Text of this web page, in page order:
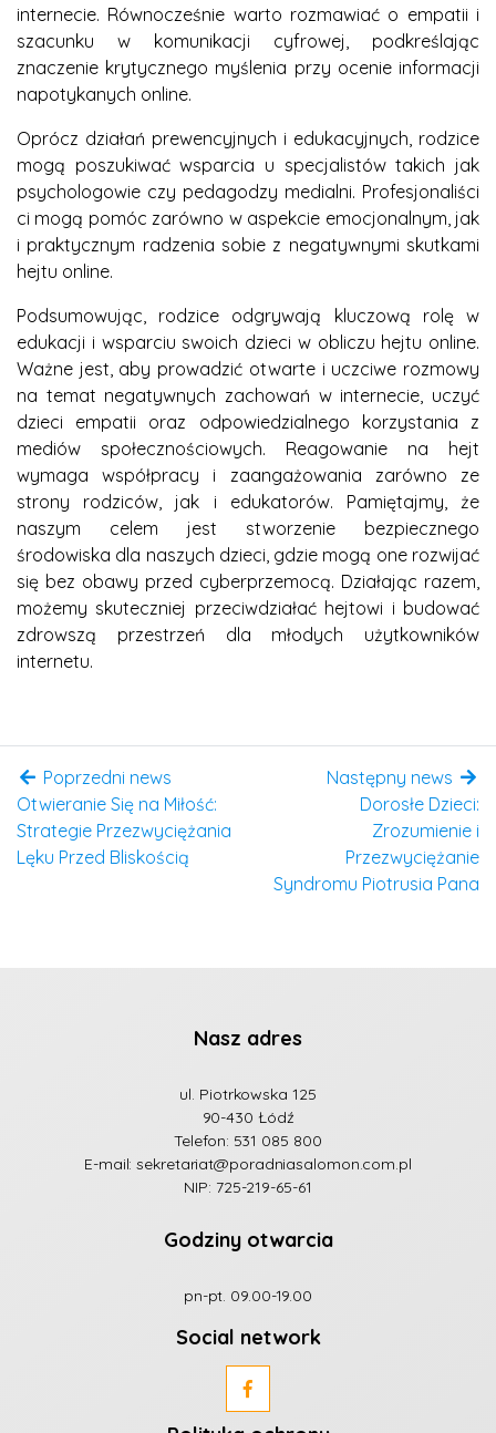
internecie. Równocześnie warto rozmawiać o empatii i
szacunku w komunikacji cyfrowej, podkreślając
znaczenie krytycznego myślenia przy ocenie informacji
napotykanych online.
Oprócz działań prewencyjnych i edukacyjnych, rodzice
mogą poszukiwać wsparcia u specjalistów takich jak
psychologowie czy pedagodzy medialni. Profesjonaliści
ci mogą pomóc zarówno w aspekcie emocjonalnym, jak
i praktycznym radzenia sobie z negatywnymi skutkami
hejtu online.
Podsumowując, rodzice odgrywają kluczową rolę w
edukacji i wsparciu swoich dzieci w obliczu hejtu online.
Ważne jest, aby prowadzić otwarte i uczciwe rozmowy
na temat negatywnych zachowań w internecie, uczyć
dzieci empatii oraz odpowiedzialnego korzystania z
mediów społecznościowych. Reagowanie na hejt
wymaga współpracy i zaangażowania zarówno ze
strony rodziców, jak i edukatorów. Pamiętajmy, że
naszym celem jest stworzenie bezpiecznego
środowiska dla naszych dzieci, gdzie mogą one rozwijać
się bez obawy przed cyberprzemocą. Działając razem,
możemy skuteczniej przeciwdziałać hejtowi i budować
zdrowszą przestrzeń dla młodych użytkowników
internetu.
Poprzedni news
Otwieranie Się na Miłość:
Strategie Przezwyciężania
Lęku Przed Bliskością
Następny news
Dorosłe Dzieci:
Zrozumienie i
Przezwyciężanie
Syndromu Piotrusia Pana
Nasz adres
ul. Piotrkowska 125
90-430 Łódź
Telefon: 531 085 800
E-mail:sekretariat@poradniasalomon.com.pl
NIP: 725-219-65-61
Godziny otwarcia
pn-pt. 09.00-19.00
Social network